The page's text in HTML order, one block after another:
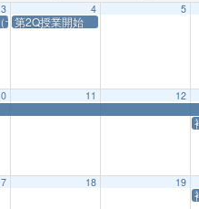
3
予備日）
4
第2Q授業開始
5
11 12
18 19